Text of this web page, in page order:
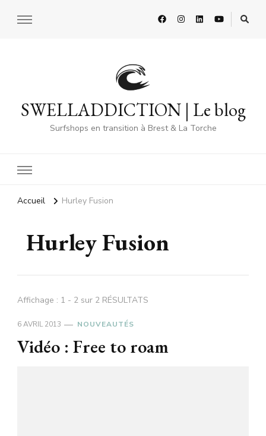
SWELLADDICTION | Le blog
Surfshops en transition à Brest & La Torche
Accueil Hurley Fusion
Hurley Fusion
Affichage : 1 - 2 sur 2 RÉSULTATS
6 AVRIL 2013 NOUVEAUTÉS
Vidéo : Free to roam